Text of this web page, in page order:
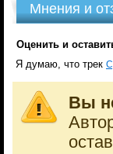
Мнения и
Оценить и
Я думаю, что трек
Вы